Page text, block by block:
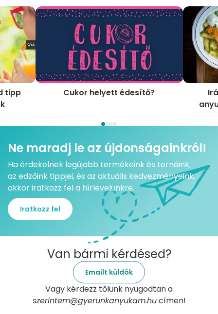
tipp
Cukor helyett édesítő?
Ne maradj le az újdonságainkról!
Ha érdekelnek legújabb termékeink és tornáink,
az edzőink tippjei, és az aktuális kedvezményeink,
akkor iratkozz fel a hírlevelünkre.
Iratkozz fel
Van bármi kérdésed?
Emailt küldök
Vagy kérdezz tőlünk nyugodtan a
szerintem@gyerunkanyukam.hucímen!